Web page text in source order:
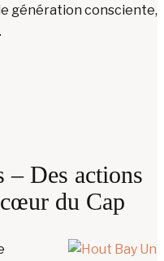
génération consciente,
– Des actions
du Cap